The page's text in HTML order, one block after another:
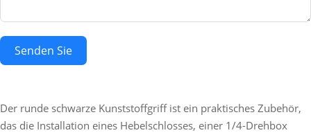
Senden Sie
Der runde schwarze Kunststoffgriff ist ein praktisches Zubehör,
das die Installation eines Hebelschlosses, einer 1/4-Drehbox